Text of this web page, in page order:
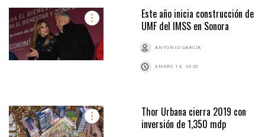
Este año inicia construcción de
UMF del IMSS en Sonora
ANTONIO GARCÍA
ENERO 14, 2020
Thor Urbana cierra 2019 con
inversión de 1,350 mdp